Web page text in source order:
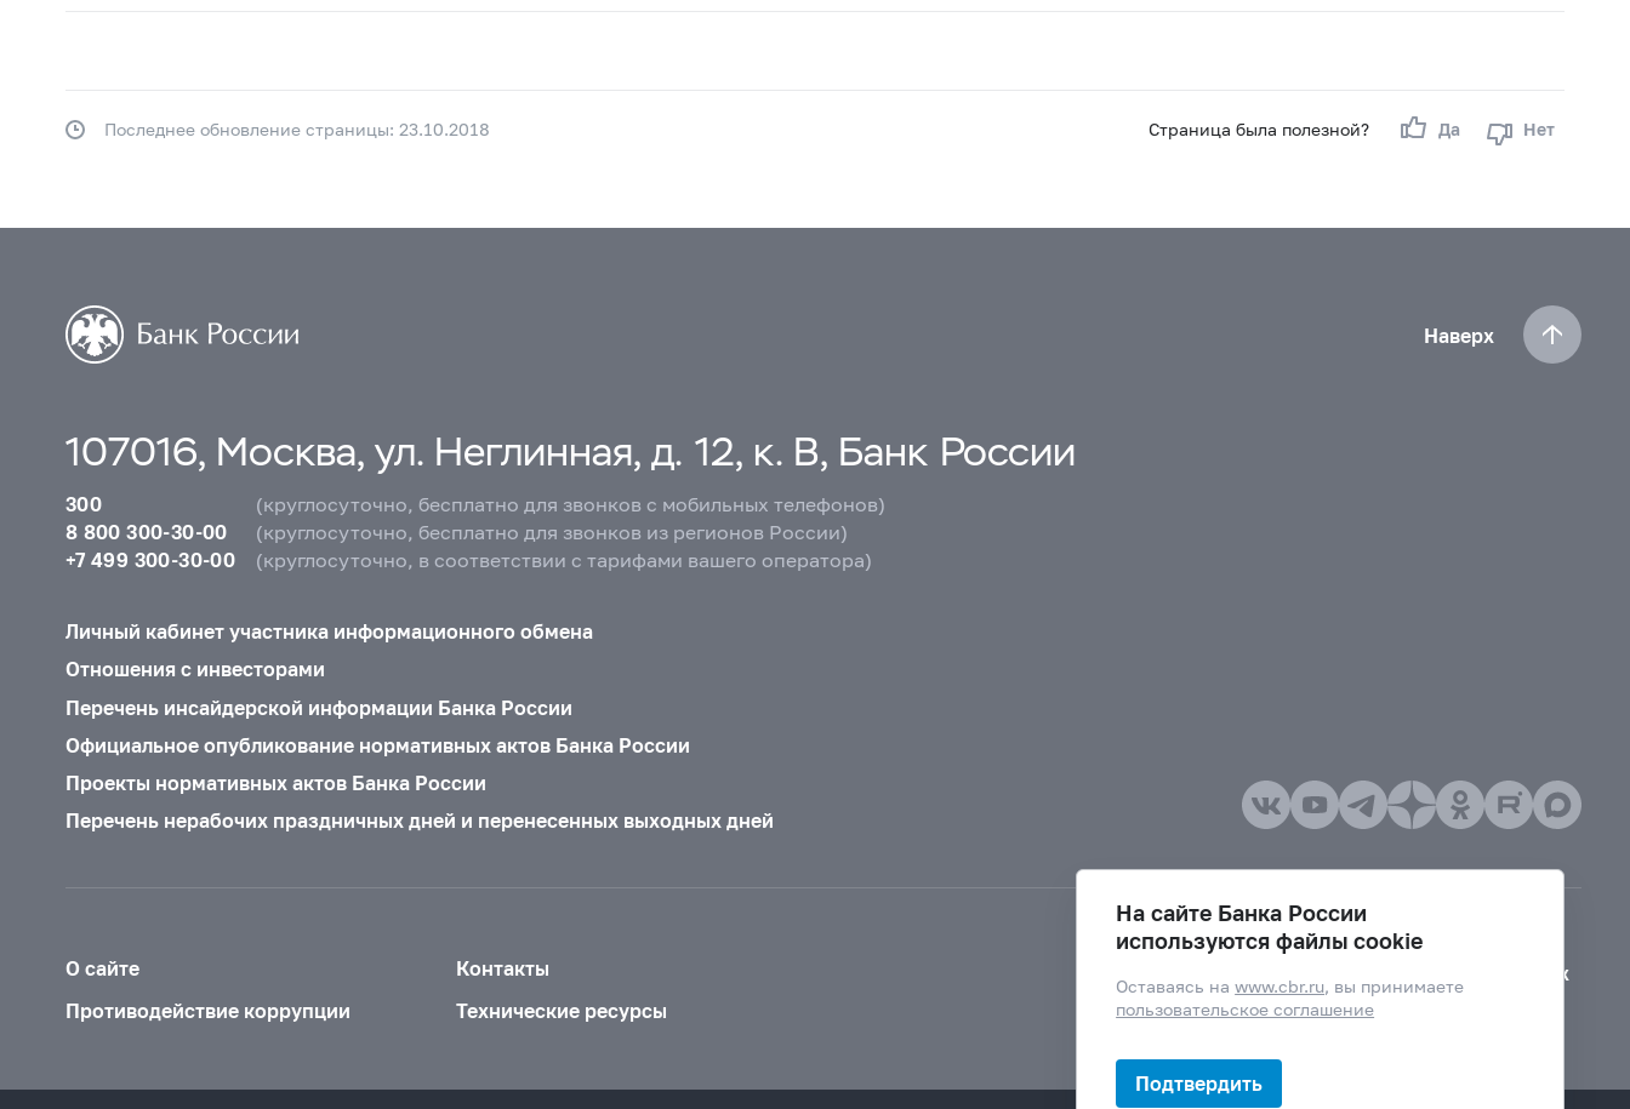
Страница была полезной? Да Нет
Последнее обновление страницы: 23.10.2018
Наверх
107016, Москва, ул. Неглинная, д. 12, к. В, Банк России
300
(круглосуточно, бесплатно для звонков с мобильных телефонов)
8 800 300-30-00
(круглосуточно, бесплатно для звонков из регионов России)
+7 499 300-30-00
(круглосуточно, в соответствии с тарифами вашего оператора)
Личный кабинет участника информационного обмена
Отношения с инвесторами
Перечень инсайдерской информации Банка России
Официальное опубликование нормативных актов Банка России
Проекты нормативных актов Банка России
Перечень нерабочих праздничных дней и перенесенных выходных дней
О сайте
Контакты
Противодействие коррупции
Технические ресурсы
Версия для слабовидящих
На сайте Банка России
используются файлы cookie
Оставаясь наwww.cbr.ru, вы принимаете
пользовательское соглашение
Подтвердить